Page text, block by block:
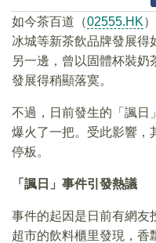
如今茶百道（02555.HK
冰城等新茶飲品牌發展得
另一邊，曾以固體杯裝奶
發展得稍顯落寞。
不過，日前發生的「諷日
爆火了一把。受此影響，
停板。
「諷日」事件引發熱議
事件的起因是日前有網友
超市的飲料櫃里發現，香